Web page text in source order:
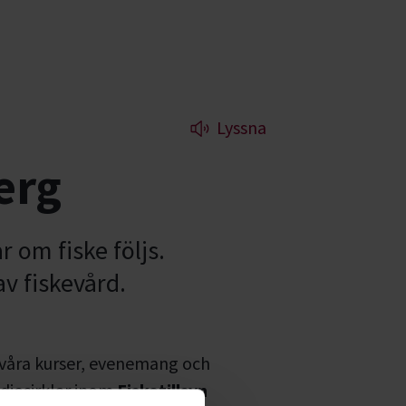
Lyssna
om fiske följs.
fiskevård.
kurser, evenemang och
inomFisketillsyn